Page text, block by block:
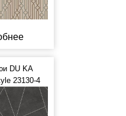
DU KA
23130-4